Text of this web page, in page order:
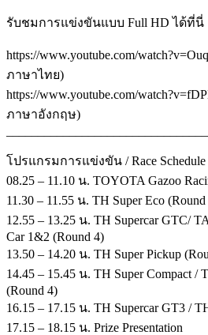
รับชมการแข่งขันแบบ Full HD ได้ที่นี่
https://www.youtube.com/
ภาษาไทย)
https://www.youtube.com/
ภาษาอังกฤษ)
โปรแกรมการแข่งขัน / Race Schedule
08.25 – 11.10 น. TOYOTA Gazoo
11.30 – 11.55 น. TH Super Eco (Round
12.55 – 13.25 น. TH Supercar GTC/
Car 1&2 (Round 4)
13.50 – 14.20 น. TH Super Pickup
14.45 – 15.45 น. TH Super Compact /
(Round 4)
16.15 – 17.15 น. TH Supercar GT3 /
17.15 – 18.15 น. Prize Presentation